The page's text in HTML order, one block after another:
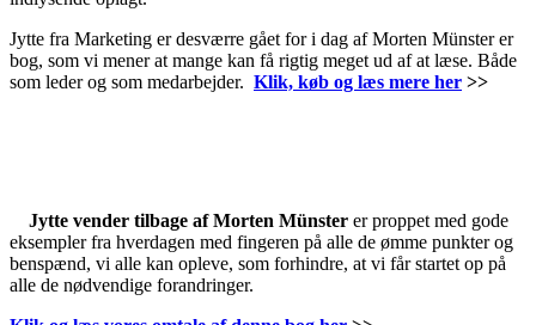
Jytte fra Marketing er desværre gået for i dag af Morten Münster er
bog, som vi mener at mange kan få rigtig meget ud af at læse. Både
som leder og som medarbejder. Klik, køb og læs mere her >>
Jytte vender tilbage af Morten Münster er proppet med gode
eksempler fra hverdagen med fingeren på alle de ømme punkter og
benspænd, vi alle kan opleve, som forhindre, at vi får startet op på
alle de nødvendige forandringer.